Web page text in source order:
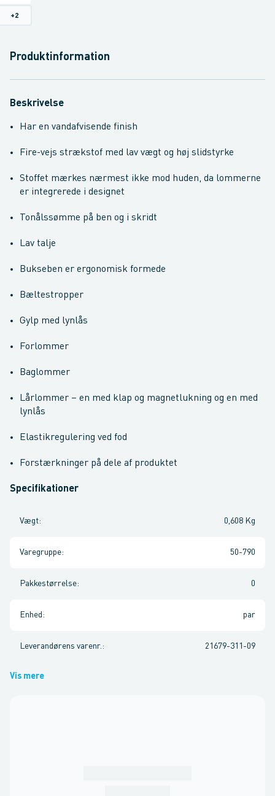
+2
Produktinformation
Beskrivelse
Har en vandafvisende finish
Fire-vejs strækstof med lav vægt og høj slidstyrke
Stoffet mærkes nærmest ikke mod huden, da lommerne
er integrerede i designet
Tonålssømme på ben og i skridt
Lav talje
Bukseben er ergonomisk formede
Bæltestropper
Gylp med lynlås
Forlommer
Baglommer
Lårlommer – en med klap og magnetlukning og en med
lynlås
Elastikregulering ved fod
Forstærkninger på dele af produktet
Specifikationer
Vægt: 0,608 Kg
Varegruppe: 50-790
Pakkestørrelse: 0
Enhed : par
Leverandørens varenr. : 21679-311-09
Vis mere